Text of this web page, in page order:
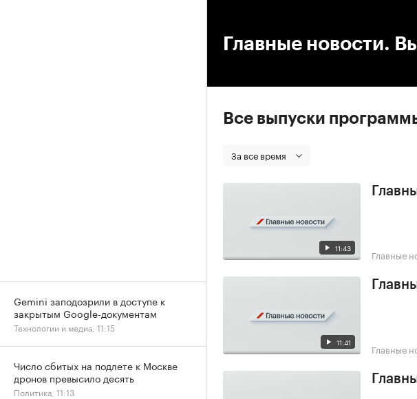
Главные новости.
Все выпуски
За все время
11:43 Главные
11:41 Главные
Gemini заподозрили в доступе к
закрытым Google-документам
Технологии и медиа, 11:15
Число сбитых на подлете к Москве
дронов превысило десять
Политика, 11:13